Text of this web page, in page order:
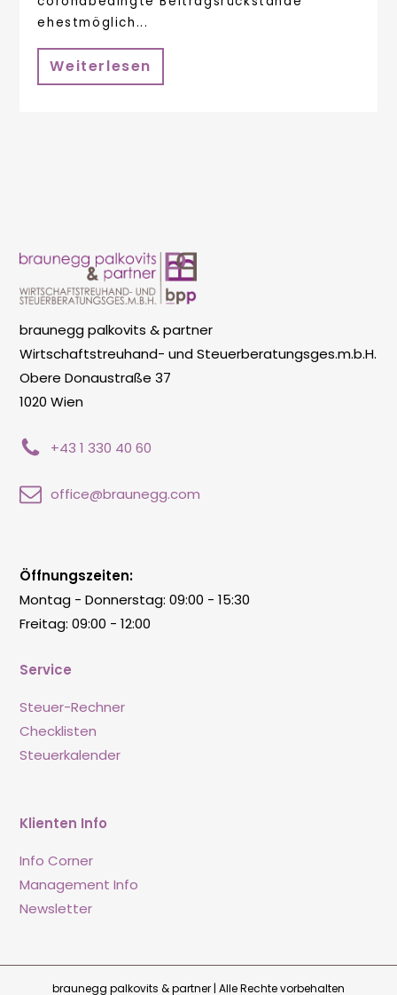
ehestmöglich...
Weiterlesen
braunegg palkovits & partner
Wirtschaftstreuhand- und Steuerberatungsges.m.b.H.
Obere Donaustraße 37
1020 Wien
+43 1 330 40 60
office@braunegg.com
Service
Steuer-Rechner
Checklisten
Steuerkalender
Klienten Info
Info Corner
Management Info
Newsletter
Öffnungszeiten:
Montag - Donnerstag: 09:00 - 15:30
Freitag: 09:00 - 12:00
braunegg palkovits & partner | Alle Rechte vorbehalten